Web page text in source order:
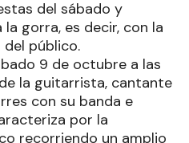
del sábado y
gorra, es decir, con la
público.
9 de octubre a las
la guitarrista, cantante
con su banda e
por la
recorriendo un amplio